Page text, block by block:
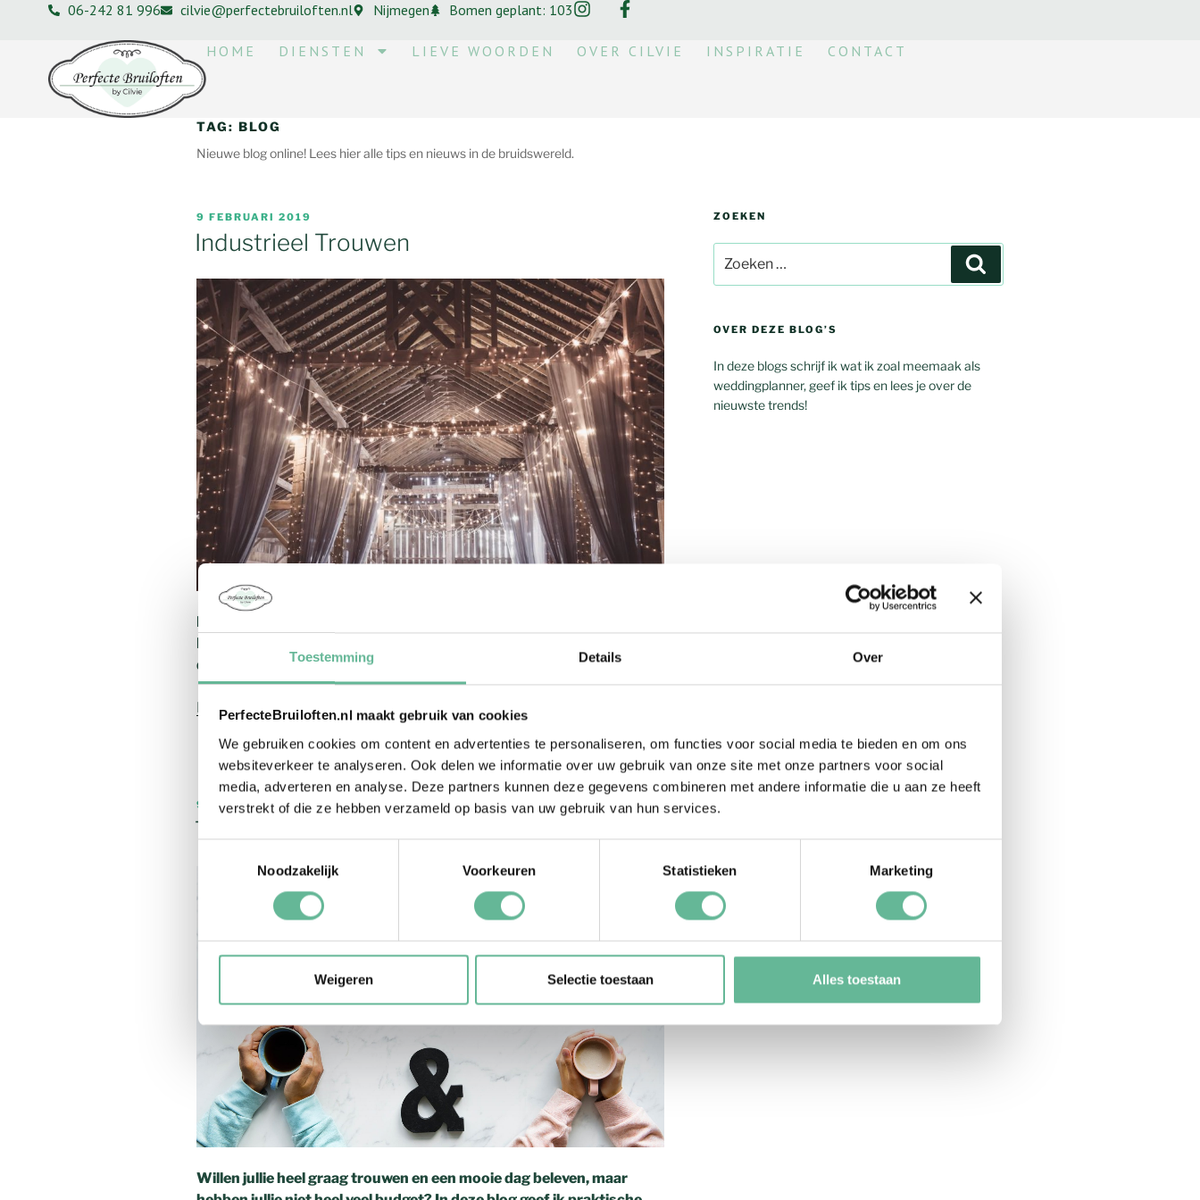
Toestemming Details Over
PerfecteBruiloften.nl maakt gebruik van cookies
We gebruiken cookies om content en advertenties te personaliseren, om functies voor social media te bieden en om ons
websiteverkeer te analyseren. Ook delen we informatie over uw gebruik van onze site met onze partners voor social
media, adverteren en analyse. Deze partners kunnen deze gegevens combineren met andere informatie die u aan ze heeft
verstrekt of die ze hebben verzameld op basis van uw gebruik van hun services.
Noodzakelijk
Voorkeuren Statistieken Marketing
Weigeren Selectie toestaan Alles toestaan
06-242 81 996 cilvie@perfectebruiloften.nl Nijmegen Bomen geplant: 103
HOME DIENSTEN LIEVE WOORDEN OVER CILVIE INSPIRATIE CONTACT
TAG: BLOG
Nieuwe blog online! Lees hier alle tips en nieuws in de bruidswereld.
9 FEBRUARI 2019
Industrieel Trouwen
Industrieel Trouwen is al een tijdje hot en ik snap heel goed waarom.
De belangrijkste ingrediënten: een stoere (oude) locatie, toffe
decoratie en een free minded spirit!
Lees verder
9 DECEMBER 2018
Tips voor een budget bruiloft
Willen jullie heel graag trouwen en een mooie dag beleven, maar
ZOEKEN
OVER DEZE BLOG’S
In deze blogs schrijf ik wat ik zoal meemaak als
weddingplanner, geef ik tips en lees je over de
nieuwste trends!